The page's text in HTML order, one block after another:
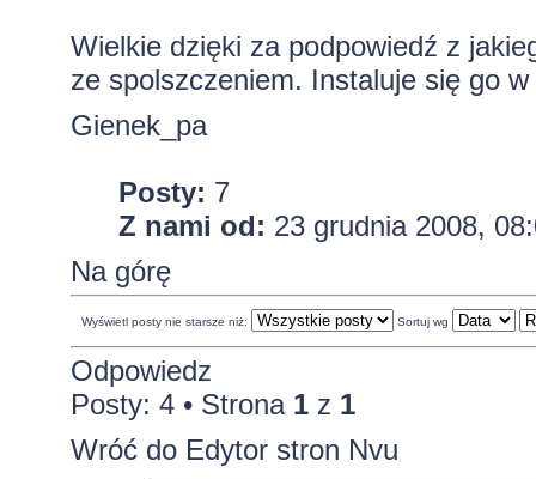
Wielkie dzięki za podpowiedź z
ze spolszczeniem. Instaluje się go w
Gienek_pa
Posty: 7
Z nami od: 23 grudnia 2008,
Na górę
Wyświetl posty nie starsze niż: Sortuj wg
Odpowiedz
Posty: 4 • Strona 1z 1
Wróć do Edytor stron Nvu